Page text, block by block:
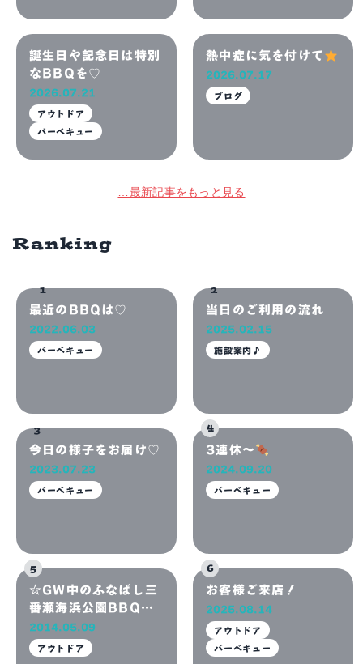
誕生日や記念日は特別
なBBQを♡
2026.07.21
アウトドア
バーベキュー
熱中症に気を付けて
2026.07.17
ブログ
夏休みはBBQも水遊
暑い夏もBBQを全力
バーベキュー広場♡
2026.07.07
人気スポット！暑い日
にはふなばし三番瀬海
…最新記事をもっと見る
Ranking
最近のBBQは♡
2022.06.03
バーベキュー
当日のご利用の流れ
2025.02.15
施設案内♪
今日の様子をお届け♡
2023.07.23
バーベキュー
3連休～
2024.09.20
バーベキュー
☆GW中のふなばし三
番瀬海浜公園BBQエ
リア☆
2014.05.09
アウトドア
お客様ご来店！
2025.08.14
アウトドア
バーベキュー